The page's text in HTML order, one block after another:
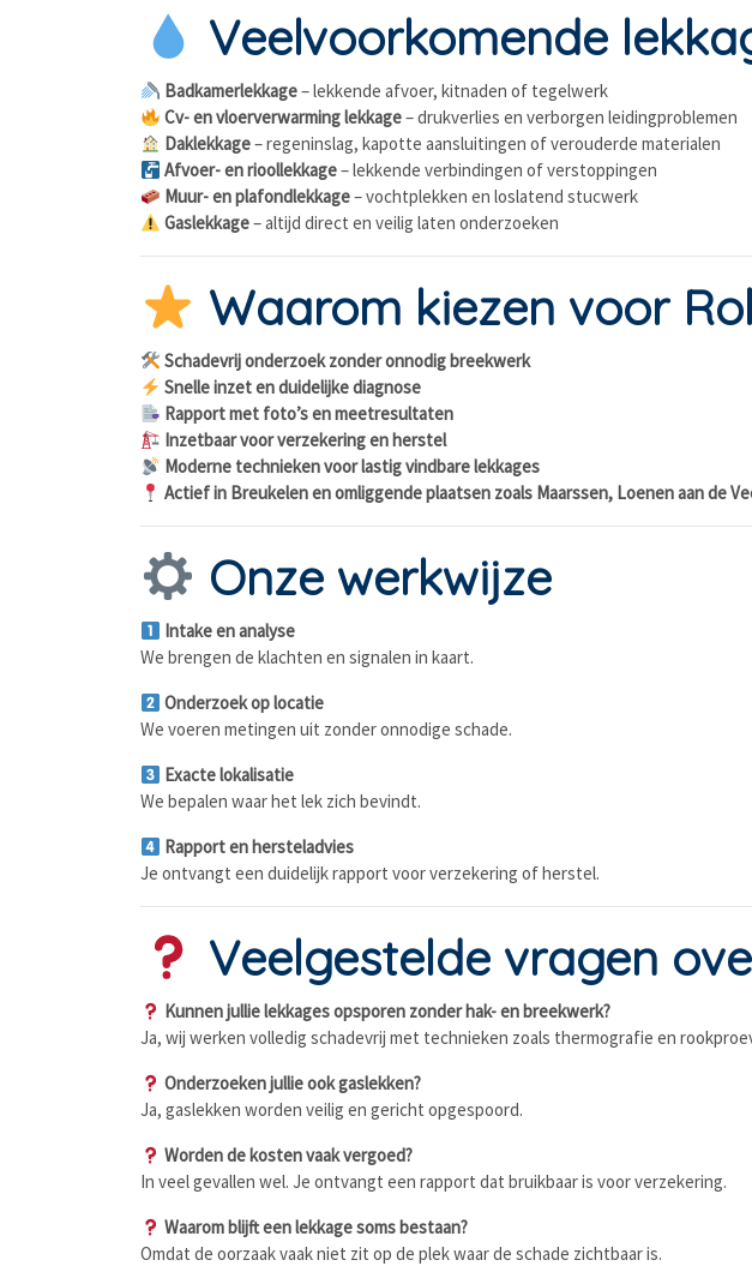
Veelvoorkomende
Badkamerlekkage– lekkende afvoer, kitnaden of tegelwerk
Cv- en vloerverwarming lekkage– drukverlies en verborgen leidingproblemen
Daklekkage– regeninslag, kapotte aansluitingen of verouderde materialen
Afvoer- en rioollekkage– lekkende verbindingen of verstoppingen
Muur- en plafondlekkage– vochtplekken en loslatend stucwerk
Gaslekkage– altijd direct en veilig laten onderzoeken
Waarom kiezen voor
Schadevrij onderzoek zonder onnodig breekwerk
Snelle inzet en duidelijke diagnose
Rapport met foto’s en meetresultaten
Inzetbaar voor verzekering en herstel
Moderne technieken voor lastig vindbare lekkages
Actief in Breukelen en omliggende plaatsen zoals Maarssen, Loenen aan de
Onze werkwijze
Intake en analyse
We brengen de klachten en signalen in kaart.
Onderzoek op locatie
We voeren metingen uit zonder onnodige schade.
Exacte lokalisatie
We bepalen waar het lek zich bevindt.
Rapport en hersteladvies
Je ontvangt een duidelijk rapport voor verzekering of herstel.
Veelgestelde vragen
Kunnen jullie lekkages opsporen zonder hak- en breekwerk?
Ja, wij werken volledig schadevrij met technieken zoals thermografie en
Onderzoeken jullie ook gaslekken?
Ja, gaslekken worden veilig en gericht opgespoord.
Worden de kosten vaak vergoed?
In veel gevallen wel. Je ontvangt een rapport dat bruikbaar is voor verzekering.
Waarom blijft een lekkage soms bestaan?
Omdat de oorzaak vaak niet zit op de plek waar de schade zichtbaar is.